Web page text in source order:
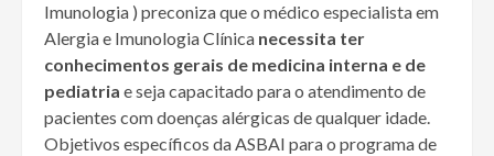
Imunologia ) preconiza que o médico especialista em
Alergia e Imunologia Clínica necessita ter
conhecimentos gerais de medicina interna e de
pediatria e seja capacitado para o atendimento de
pacientes com doenças alérgicas de qualquer idade.
Objetivos específicos da ASBAI para o programa de